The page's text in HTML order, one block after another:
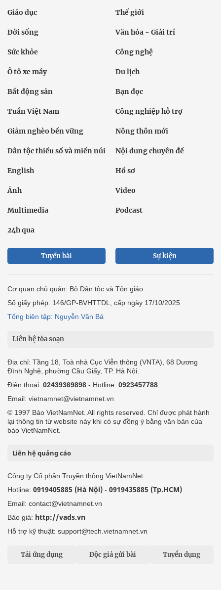
Giáo dục Thế giới
Đời sống Văn hóa - Giải trí
Sức khỏe Công nghệ
Ô tô xe máy Du lịch
Bất động sản Bạn đọc
Tuần Việt Nam Công nghiệp hỗ trợ
Giảm nghèo bền vững Nông thôn mới
Dân tộc thiểu số và miền núi Nội dung chuyên đề
English Hồ sơ
Ảnh Video
Multimedia Podcast
24h qua
Tuyến bài Sự kiện
Cơ quan chủ quản: Bộ Dân tộc và Tôn giáo
Số giấy phép: 146/GP-BVHTTDL, cấp ngày 17/10/2025
Tổng biên tập: Nguyễn Văn Bá
Liên hệ tòa soạn
Địa chỉ: Tầng 18, Toà nhà Cục Viễn thông (VNTA), 68 Dương
Đình Nghệ, phường Cầu Giấy, TP. Hà Nội.
Điện thoại: 02439369898 - Hotline: 0923457788
Email: vietnamnet@vietnamnet.vn
© 1997 Báo VietNamNet. All rights reserved. Chỉ được phát hành
lại thông tin từ website này khi có sự đồng ý bằng văn bản của
báo VietNamNet.
Liên hệ quảng cáo
Công ty Cổ phần Truyền thông VietNamNet
Hotline: 0919405885 (Hà Nội) - 0919435885 (Tp.HCM)
Email: contact@vietnamnet.vn
Báo giá: http://vads.vn
Hỗ trợ kỹ thuật: support@tech.vietnamnet.vn
Tải ứng dụng Độc giả gửi bài Tuyển dụng